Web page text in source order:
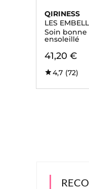
QIRINESS
LES
Soin
ensoleillé
41,20 €
4,7 (72)